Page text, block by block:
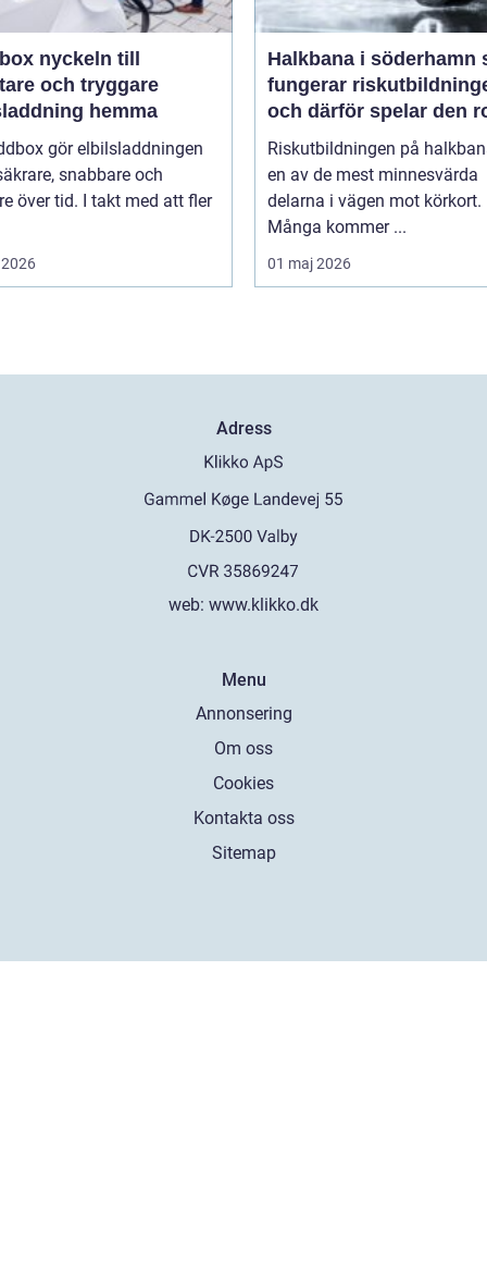
till
och tryggare
hemma
gör elbilsladdningen
snabbare och
över tid. I takt med att fler
Halkbana i söderhamn så
fungerar
och därför spelar den
Riskutbildningen på
en av de mest minnesvärda
delarna i vägen mot körkort.
Många kommer ...
01 maj 2026
Adress
web: www.klikko.dk
Menu
Annonsering
Om oss
Cookies
Kontakta oss
Sitemap